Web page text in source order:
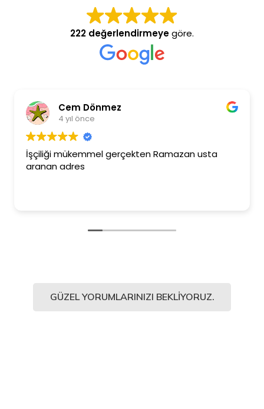
222 değerlendirmeyegöre.
Cem Dönmez
4 yıl önce
İşçiliği mükemmel gerçekten Ramazan usta
aranan adres
GÜZEL YORUMLARINIZI BEKLIYORUZ.